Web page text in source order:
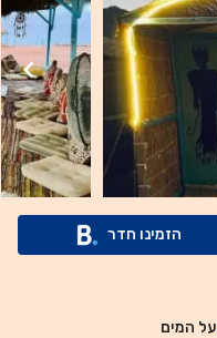
הזמינו חדר
על המים